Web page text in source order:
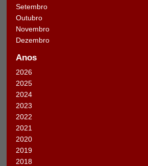
Setembro
Outubro
Novembro
Dezembro
Anos
2026
2025
2024
2023
2022
2021
2020
2019
2018